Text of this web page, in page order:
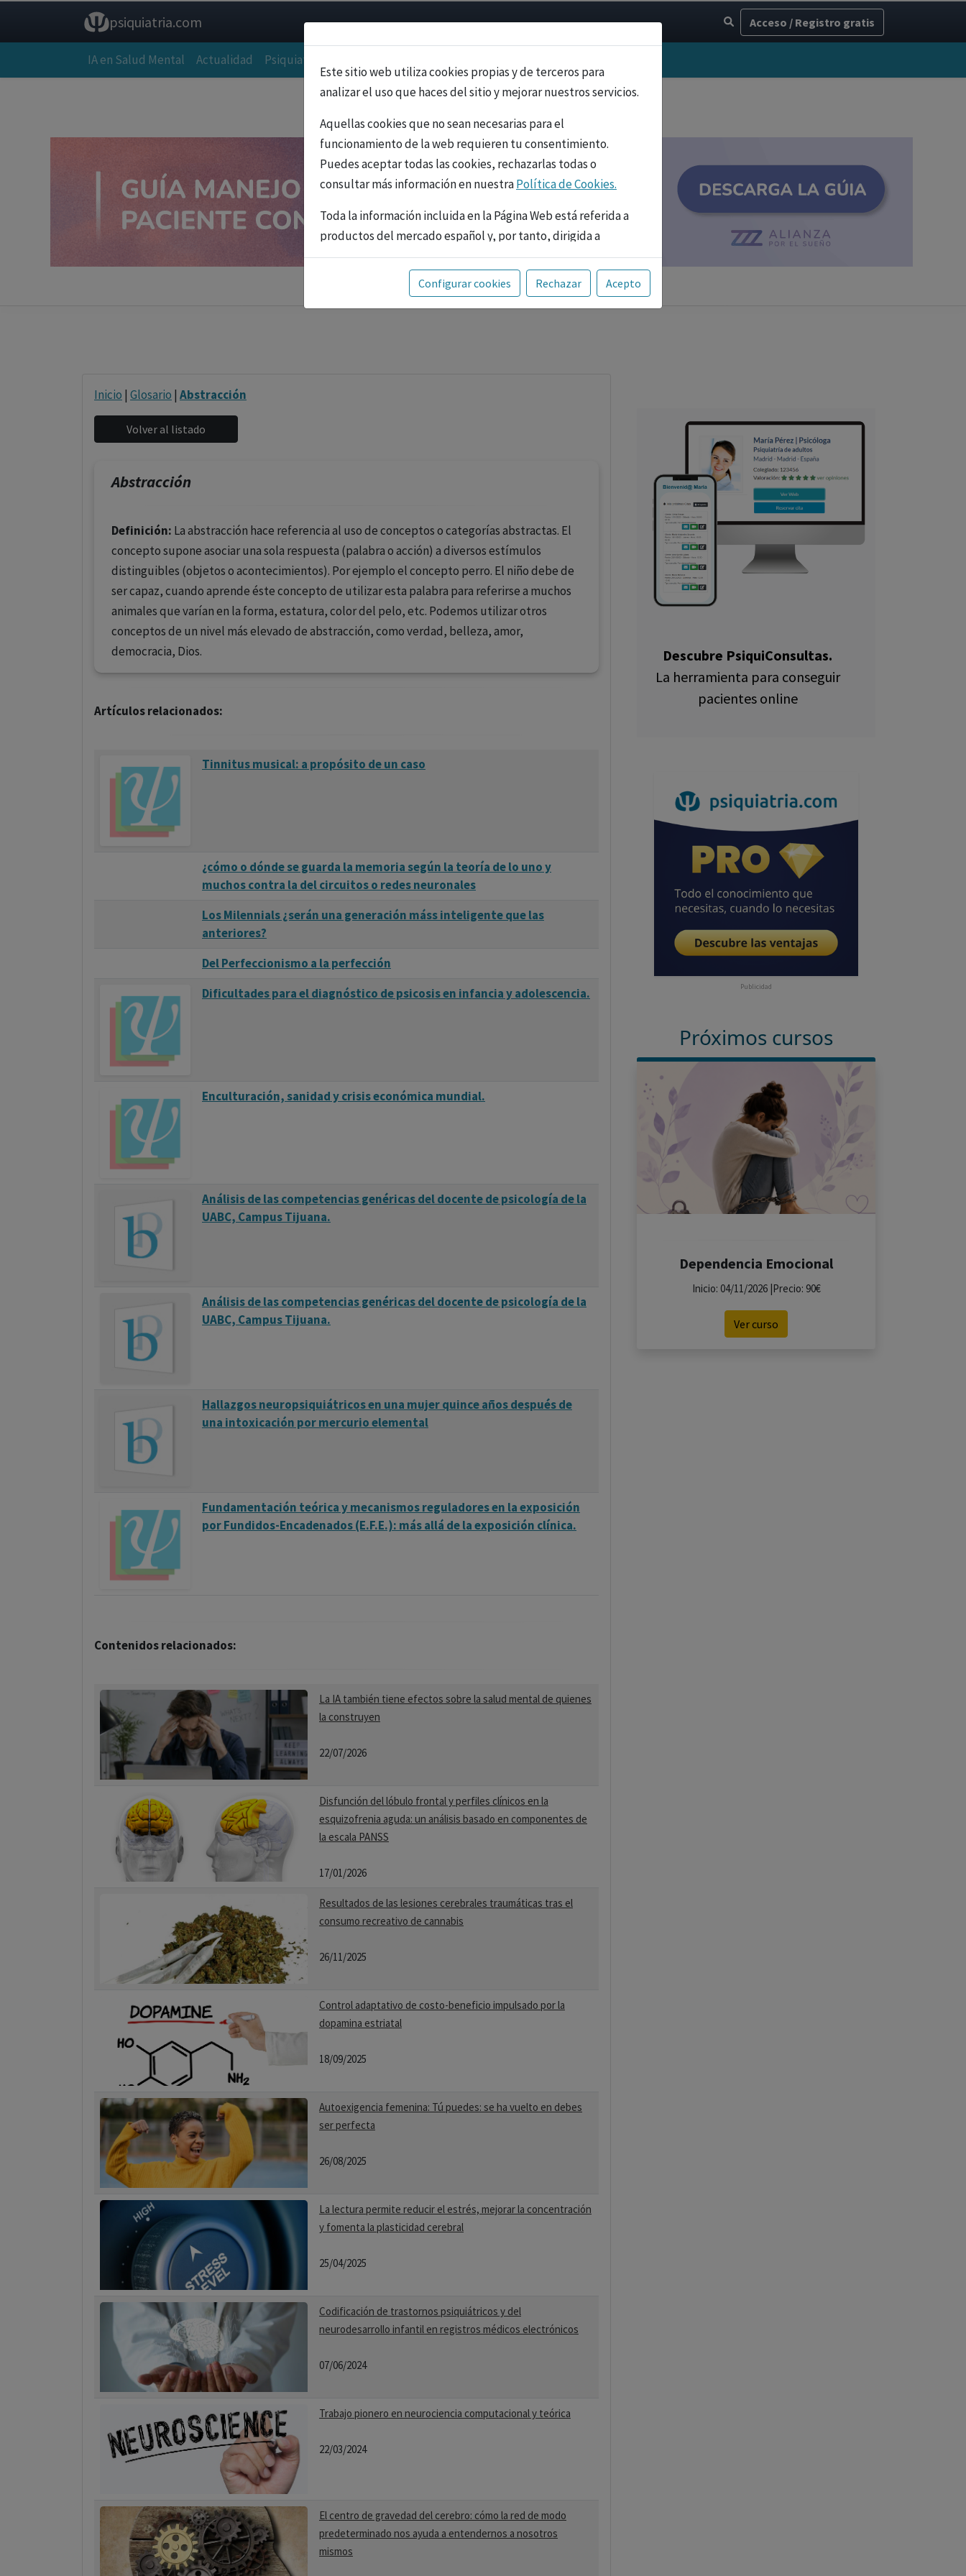
psiquiatria.com Acceso / Registro gratis
IA en Salud Mental Actualidad Psiquiatría
Este sitio web utiliza cookies propias y de terceros para
analizar el uso que haces del sitio y mejorar nuestros servicios.
Aquellas cookies que no sean necesarias para el
funcionamiento de la web requieren tu consentimiento.
Puedes aceptar todas las cookies, rechazarlas todas o
consultar más información en nuestraPolítica de Cookies.
Toda la información incluida en la Página Web está referida a
productos del mercado español y, por tanto, dirigida a
profesionales sanitarios legalmente facultados para
prescribir o dispensar medicamentos con ejercicio
profesional. La información técnica de los fármacos se facilita
Configurar cookies Rechazar Acepto
Inicio | Glosario | Abstracción
Abstracción
Definición: La abstracción hace referencia al uso de conceptos o categorías abstractas. El
concepto supone asociar una sola respuesta (palabra o acción) a diversos estímulos
distinguibles (objetos o acontecimientos). Por ejemplo el concepto perro. El niño debe de
ser capaz, cuando aprende éste concepto de utilizar esta palabra para referirse a muchos
animales que varían en la forma, estatura, color del pelo, etc. Podemos utilizar otros
conceptos de un nivel más elevado de abstracción, como verdad, belleza, amor,
democracia, Dios.
Artículos relacionados:
Tinnitus musical: a propósito de un caso
¿cómo o dónde se guarda la memoria según la teoría de lo uno y
muchos contra la del circuitos o redes neuronales
Los Milennials ¿serán una generación máss inteligente que las
anteriores?
Del Perfeccionismo a la perfección
Dificultades para el diagnóstico de psicosis en infancia y adolescencia.
Enculturación, sanidad y crisis económica mundial.
Análisis de las competencias genéricas del docente de psicología de la
UABC, Campus Tijuana.
Análisis de las competencias genéricas del docente de psicología de la
UABC, Campus Tijuana.
Hallazgos neuropsiquiátricos en una mujer quince años después de
una intoxicación por mercurio elemental
Fundamentación teórica y mecanismos reguladores en la exposición
por Fundidos-Encadenados (E.F.E.): más allá de la exposición clínica.
Contenidos relacionados:
La IA también tiene efectos sobre la salud mental de quienes
la construyen
22/07/2026
Disfunción del lóbulo frontal y perfiles clínicos en la
esquizofrenia aguda: un análisis basado en componentes de
la escala PANSS
17/01/2026
Resultados de las lesiones cerebrales traumáticas tras el
consumo recreativo de cannabis
26/11/2025
Control adaptativo de costo-beneficio impulsado por la
dopamina estriatal
18/09/2025
Autoexigencia femenina: Tú puedes: se ha vuelto en debes
ser perfecta
26/08/2025
La lectura permite reducir el estrés, mejorar la concentración
y fomenta la plasticidad cerebral
25/04/2025
Codificación de trastornos psiquiátricos y del
neurodesarrollo infantil en registros médicos electrónicos
07/06/2024
Trabajo pionero en neurociencia computacional y teórica
22/03/2024
El centro de gravedad del cerebro: cómo la red de modo
predeterminado nos ayuda a entendernos a nosotros
mismos
Descubre PsiquiConsultas.
La herramienta para conseguir
pacientes online
Publicidad
Próximos cursos
Dependencia Emocional
Inicio: 04/11/2026 |Precio: 90€
Ver curso